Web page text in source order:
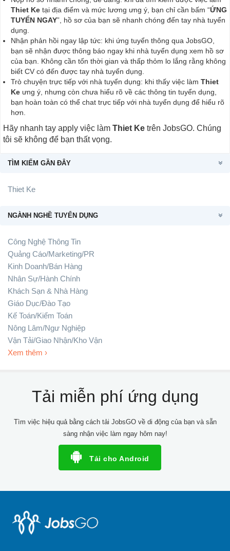
Thiet Ke tại địa điểm và mức lương ưng ý, bạn chỉ cần bấm “ỨNG
TUYỂN NGAY”, hồ sơ của bạn sẽ nhanh chóng đến tay nhà tuyển
dụng.
Nhận phản hồi ngay lập tức: khi ứng tuyển thông qua JobsGO,
bạn sẽ nhận được thông báo ngay khi nhà tuyển dụng xem hồ sơ
của bạn. Không cần tốn thời gian và thấp thỏm lo lắng rằng không
biết CV có đến được tay nhà tuyển dụng.
Trò chuyện trực tiếp với nhà tuyển dụng: khi thấy việc làm Thiet
Ke ưng ý, nhưng còn chưa hiểu rõ về các thông tin tuyển dụng,
bạn hoàn toàn có thể chat trực tiếp với nhà tuyển dụng để hiểu rõ
hơn.
Hãy nhanh tay apply việc làm Thiet Ke trên JobsGO. Chúng
tôi sẽ không để bạn thất vọng.
TÌM KIẾM GẦN ĐÂY
Thiet Ke
NGÀNH NGHỀ TUYỂN DỤNG
Công Nghệ Thông Tin
Quảng Cáo/Marketing/PR
Kinh Doanh/Bán Hàng
Nhân Sự/Hành Chính
Khách Sạn & Nhà Hàng
Giáo Dục/Đào Tạo
Kế Toán/Kiểm Toán
Nông Lâm/Ngư Nghiệp
Vận Tải/Giao Nhận/Kho Vận
Xem thêm ›
Tải miễn phí ứng dụng
Tìm việc hiệu quả bằng cách tải JobsGO về di động của bạn và sẵn
sàng nhận việc làm ngay hôm nay!
Tải cho Android